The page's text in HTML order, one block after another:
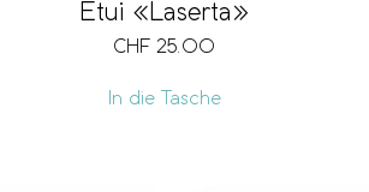
Etui «Laserta»
CHF 25.00
In die Tasche